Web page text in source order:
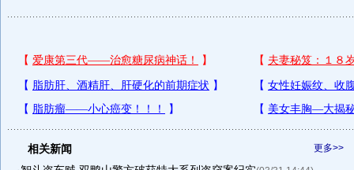
更多>>
相关新闻